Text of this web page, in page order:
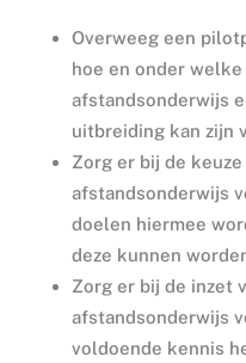
Overweeg een
hoe en onder
afstandsonderwijs
uitbreiding kan zijn
Zorg er bij de
afstandsonderwijs
doelen hiermee
deze kunnen
Zorg er bij de inzet
afstandsonderwijs
voldoende kennis